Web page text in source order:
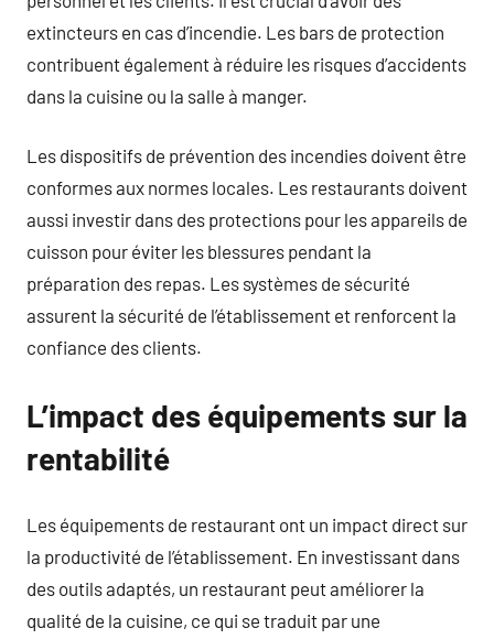
extincteurs en cas d’incendie. Les bars de protection
contribuent également à réduire les risques d’accidents
dans la cuisine ou la salle à manger.
Les dispositifs de prévention des incendies doivent être
conformes aux normes locales. Les restaurants doivent
aussi investir dans des protections pour les appareils de
cuisson pour éviter les blessures pendant la
préparation des repas. Les systèmes de sécurité
assurent la sécurité de l’établissement et renforcent la
confiance des clients.
L’impact des équipements sur la
rentabilité
Les équipements de restaurant ont un impact direct sur
la productivité de l’établissement. En investissant dans
des outils adaptés, un restaurant peut améliorer la
qualité de la cuisine, ce qui se traduit par une